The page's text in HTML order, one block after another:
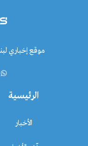
موقع إخباري
الرئيسية
الأخبار